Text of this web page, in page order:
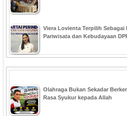
Viera Lovienta Terpilih Sebagai
Pariwisata dan Kebudayaan
Olahraga Bukan Sekadar
Rasa Syukur kepada Allah